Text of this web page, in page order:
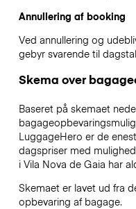
Annullering af booking
Ved annullering og
gebyr svarende til
Skema over
Baseret på skemaet
LuggageHero er de
dagspriser med
i Vila Nova de Gaia har
Skemaet er lavet ud fra
opbevaring af bagage.